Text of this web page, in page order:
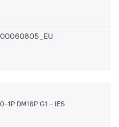
1P DM16P G1 IES